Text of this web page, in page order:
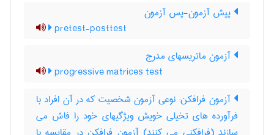
پیش آزمون-پس آزمون
pretest-posttest
آزمون ماتریسهای مدرج
progressive matrices test
آزمون فرافکن: نوعی آزمون شخصیت که در آن افراد با
فرآورده های تخیلی خویش ویژگیهای خود را فاش می